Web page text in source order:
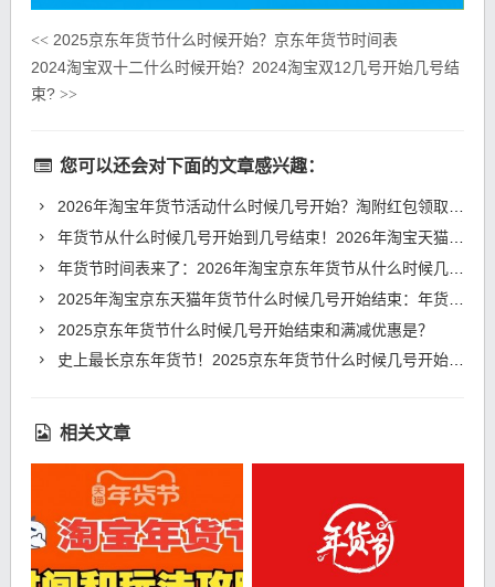
<<2025京东年货节什么时候开始？京东年货节时间表
2024淘宝双十二什么时候开始？2024淘宝双12几号开始几号结
束? >>
您可以还会对下面的文章感兴趣：
2026年淘宝年货节活动什么时候几号开始？淘附红包领取口令及满减优惠
年货节从什么时候几号开始到几号结束！2026年淘宝天猫京东年货节时间表、满减规则和红包口令
年货节时间表来了：2026年淘宝京东年货节从什么时候几号开始？红包口令满减规则一览
2025年淘宝京东天猫年货节什么时候几号开始结束：年货节时间表、满减规则和优惠力度
2025京东年货节什么时候几号开始结束和满减优惠是？
史上最长京东年货节！2025京东年货节什么时候几号开始结束！
相关文章